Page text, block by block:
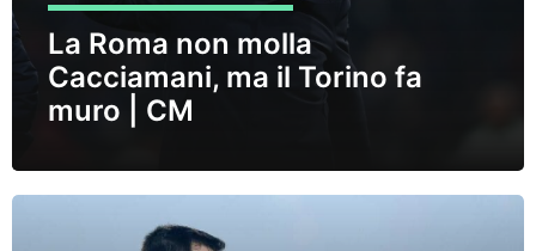
La Roma non molla
Cacciamani, ma il Torino fa
muro | CM